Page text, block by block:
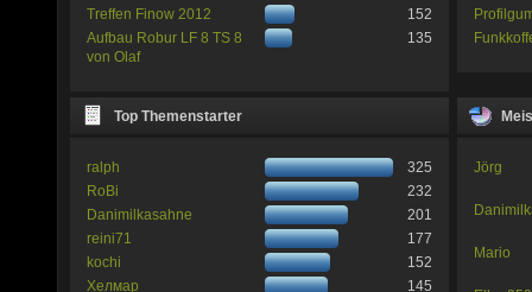
Treffen Finow 2012
152
Aufbau Robur LF 8 TS 8
von Olaf
135
Top Themenstarter
ralph
325
RoBi
232
Danimilkasahne
201
reini71
177
kochi
152
Хелмар
145
Jörg
Mario